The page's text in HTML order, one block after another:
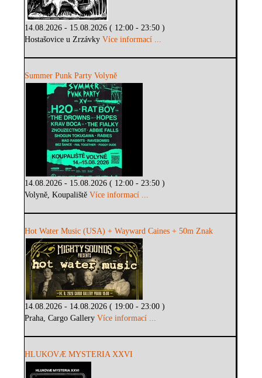
14.08.2026 - 15.08.2026 ( 12:00 - 23:50 )
Hostašovice u ZrzávkyVíce informací ...
Summer Punk Party Volyně
14.08.2026 - 15.08.2026 ( 12:00 - 23:50 )
Volyně, KoupalištěVíce informací ...
Hot Water Music (USA) + Wayward Caines + 50m Znak
14.08.2026 - 14.08.2026 ( 19:00 - 23:00 )
Praha, Cargo GalleryVíce informací ...
HLUKOVÆ MYSTERIA XXVI